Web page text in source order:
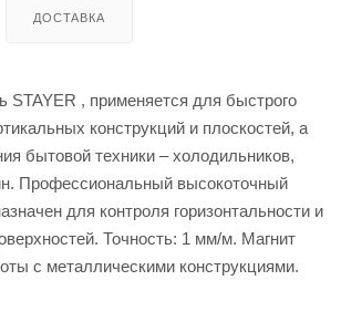
ДОСТАВКА
STAYER , применяется для быстрого
конструкций и плоскостей, а
бытовой техники – холодильников,
Профессиональный высокоточный
для контроля горизонтальности и
Точность: 1 мм/м. Магнит
с металлическими конструкциями.